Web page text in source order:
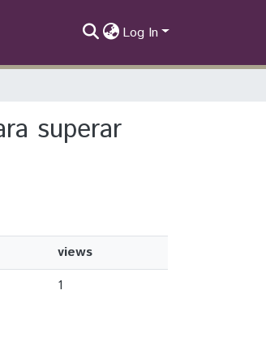
Log In
superar
views
1